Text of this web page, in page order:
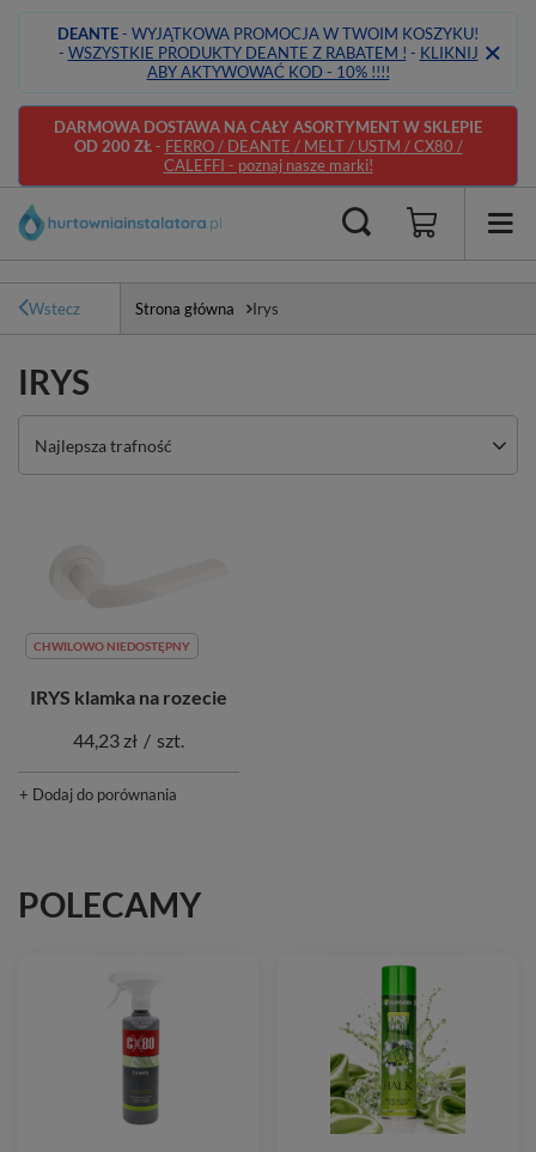
DEANTE- WYJĄTKOWA PROMOCJA W TWOIM KOSZYKU!
- WSZYSTKIE PRODUKTY DEANTE Z RABATEM ! - KLIKNIJ
ABY AKTYWOWAĆ KOD - 10% !!!!
DARMOWA DOSTAWA NA CAŁY ASORTYMENT W SKLEPIE
OD 200 ZŁ- FERRO / DEANTE / MELT / USTM / CX80 /
CALEFFI - poznaj nasze marki!
Wstecz Strona główna Irys
IRYS
Zmień sortowanie
Najlepsza trafność
CHWILOWO NIEDOSTĘPNY
IRYS klamka na rozecie
44,23 zł / szt.
+ Dodaj do porównania
POLECAMY